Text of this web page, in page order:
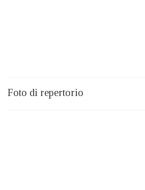
Foto di repertorio